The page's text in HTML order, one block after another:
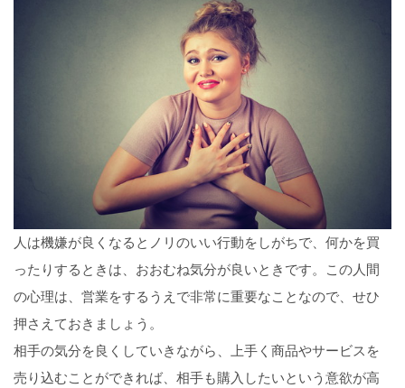
人は機嫌が良くなるとノリのいい行動をしがちで、何かを買
ったりするときは、おおむね気分が良いときです。この人間
の心理は、営業をするうえで非常に重要なことなので、せひ
押さえておきましょう。
相手の気分を良くしていきながら、上手く商品やサービスを
売り込むことができれば、相手も購入したいという意欲が高